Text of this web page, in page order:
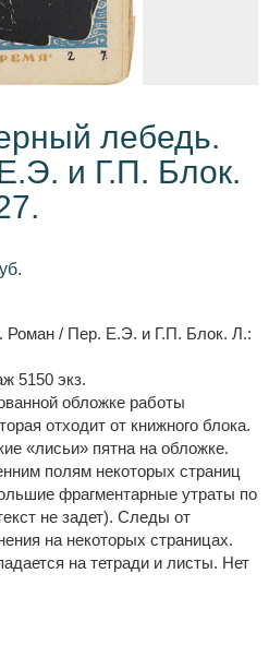
лебедь.
и Г.П. Блок.
/ Пер. Е.Э. и Г.П. Блок. Л.:
5150 экз.
обложке работы
отходит от книжного блока.
«лисьи» пятна на обложке.
полям некоторых страниц
фрагментарные утраты по
не задет). Следы от
на некоторых страницах.
на тетради и листы. Нет